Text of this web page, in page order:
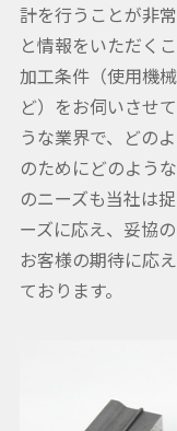
計を行うことが非
と情報をいただく
加工条件（使用機
ど）をお伺いさせ
うな業界で、どの
のためにどのよう
のニーズも当社は
ーズに応え、妥協
お客様の期待に応
ております。